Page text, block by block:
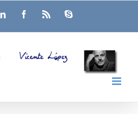
LinkedInFacebook
Rss Skype